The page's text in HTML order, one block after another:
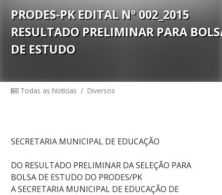
PRODES-PK EDITAL Nº 002_2015
RESULTADO PRELIMINAR PARA
DE ESTUDO
Todas as Notícias / Diversos
SECRETARIA MUNICIPAL DE EDUCAÇÃO
DO RESULTADO PRELIMINAR DA SELEÇÃO PARA
BOLSA DE ESTUDO DO PRODES/PK
A SECRETARIA MUNICIPAL DE EDUCAÇÃO DE